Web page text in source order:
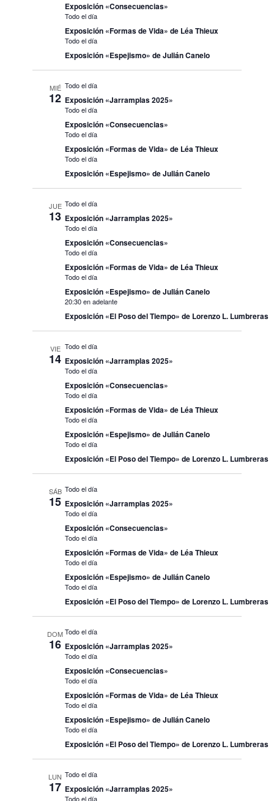
Exposición «Consecuencias»
Todo el día
Exposición «Formas de Vida» de Léa Thieux
Todo el día
Exposición «Espejismo» de Julián Canelo
MIÉ
12
Todo el día
Exposición «Jarramplas 2025»
Todo el día
Exposición «Consecuencias»
Todo el día
Exposición «Formas de Vida» de Léa Thieux
Todo el día
Exposición «Espejismo» de Julián Canelo
JUE
13
Todo el día
Exposición «Jarramplas 2025»
Todo el día
Exposición «Consecuencias»
Todo el día
Exposición «Formas de Vida» de Léa Thieux
Todo el día
Exposición «Espejismo» de Julián Canelo
20:30 en adelante
Exposición «El Poso del Tiempo» de Lorenzo L. Lumbreras
VIE
14
Todo el día
Exposición «Jarramplas 2025»
Todo el día
Exposición «Consecuencias»
Todo el día
Exposición «Formas de Vida» de Léa Thieux
Todo el día
Exposición «Espejismo» de Julián Canelo
Todo el día
Exposición «El Poso del Tiempo» de Lorenzo L. Lumbreras
SÁB
15
Todo el día
Exposición «Jarramplas 2025»
Todo el día
Exposición «Consecuencias»
Todo el día
Exposición «Formas de Vida» de Léa Thieux
Todo el día
Exposición «Espejismo» de Julián Canelo
Todo el día
Exposición «El Poso del Tiempo» de Lorenzo L. Lumbreras
DOM
16
Todo el día
Exposición «Jarramplas 2025»
Todo el día
Exposición «Consecuencias»
Todo el día
Exposición «Formas de Vida» de Léa Thieux
Todo el día
Exposición «Espejismo» de Julián Canelo
Todo el día
Exposición «El Poso del Tiempo» de Lorenzo L. Lumbreras
LUN
17
Todo el día
Exposición «Jarramplas 2025»
Todo el día